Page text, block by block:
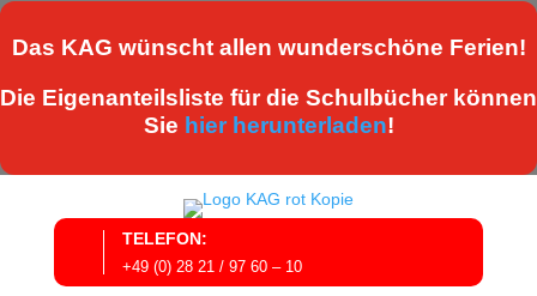
Das KAG wünscht allen wunderschöne Ferien!
Die Eigenanteilsliste für die Schulbücher können
Sie hier herunterladen!
TELEFON:
+49 (0) 28 21 / 97 60 – 10